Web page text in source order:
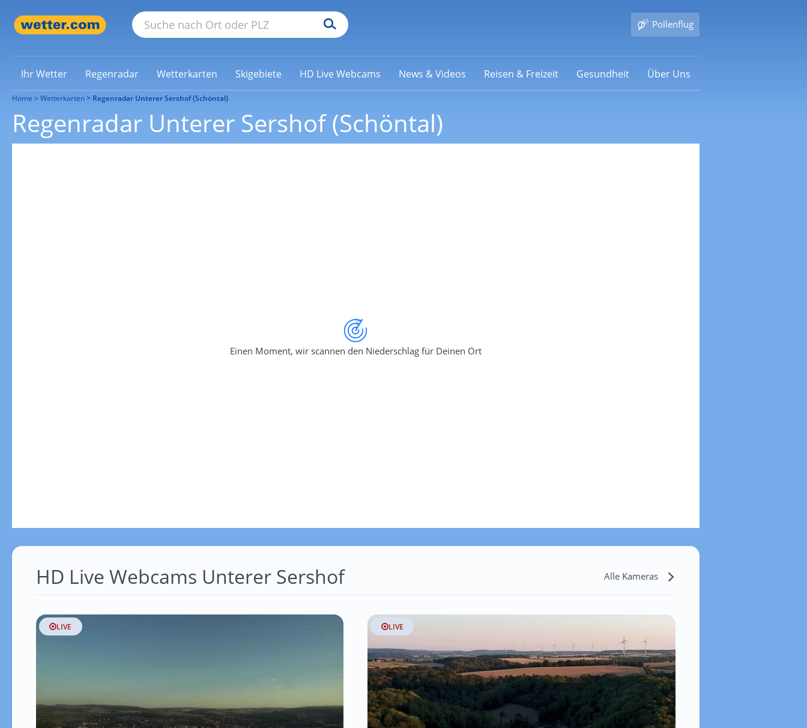
Pollenflug
Ihr Wetter Regenradar Wetterkarten Skigebiete HD Live Webcams News & Videos Reisen & Freizeit Gesundheit Über Uns
Home Wetterkarten Regenradar Unterer Sershof (Schöntal)
Regenradar Unterer Sershof (Schöntal)
Einen Moment, wir scannen den Niederschlag für Deinen Ort
HD Live Webcams Unterer Sershof Alle Kameras
LIVE LIVE